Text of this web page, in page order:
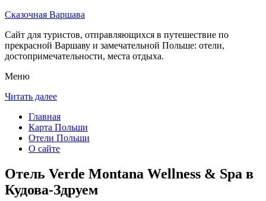
Сказочная Варшава
Сайт для туристов, отправляющихся в путешествие по
прекрасной Варшаву и замечательной Польше: отели,
достопримечательности, места отдыха.
Меню
Читать далее
Главная
Карта Польши
Отели Польши
О сайте
Отель Verde Montana Wellness & Spa в
Кудова-Здруем